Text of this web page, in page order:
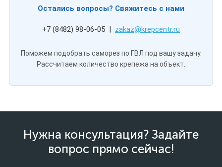
Остались вопросы? Свяжитесь с нами
+7 (8482) 98-06-05 | zakaz@krepcentr.ru
Поможем подобрать саморез по ГВЛ под вашу задачу.
Рассчитаем количество крепежа на объект.
Нужна консультация? Задайте
вопрос прямо сейчас!